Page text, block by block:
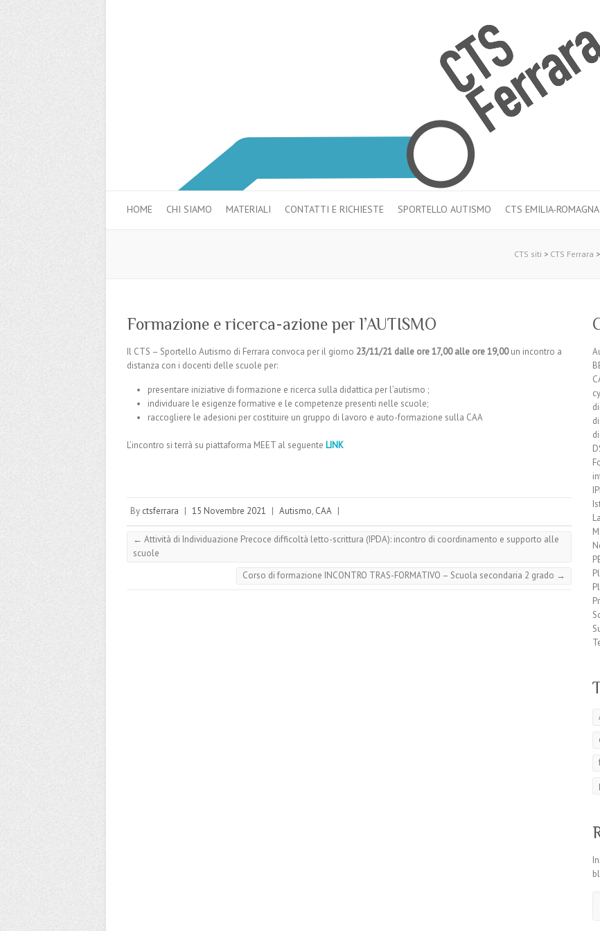
HOME CHI SIAMO MATERIALI CONTATTI E RICHIESTE SPORTELLO AUTISMO CTS EMILIA-ROMAGNA
CTS siti > CTS Ferrara >
Formazione e ricerca-azione per l’AUTISMO
Il CTS – Sportello Autismo di Ferrara convoca per il giorno 23/11/21 dalle ore 17,00 alle ore 19,00un incontro a
distanza con i docenti delle scuole per:
presentare iniziative di formazione e ricerca sulla didattica per l’autismo ;
individuare le esigenze formative e le competenze presenti nelle scuole;
raccogliere le adesioni per costituire un gruppo di lavoro e auto-formazione sulla CAA
L’incontro si terrà su piattaforma MEET al seguente LINK
By ctsferrara | 15 Novembre 2021 | Autismo, CAA |
← Attività di Individuazione Precoce difficoltà letto-scrittura (IPDA): incontro di coordinamento e supporto alle
scuole
Corso di formazione INCONTRO TRAS-FORMATIVO – Scuola secondaria 2 grado →